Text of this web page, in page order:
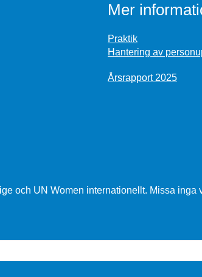
Mer
Praktik
Hantering av
Årsrapport 2025
och UN Women internationellt. Missa inga